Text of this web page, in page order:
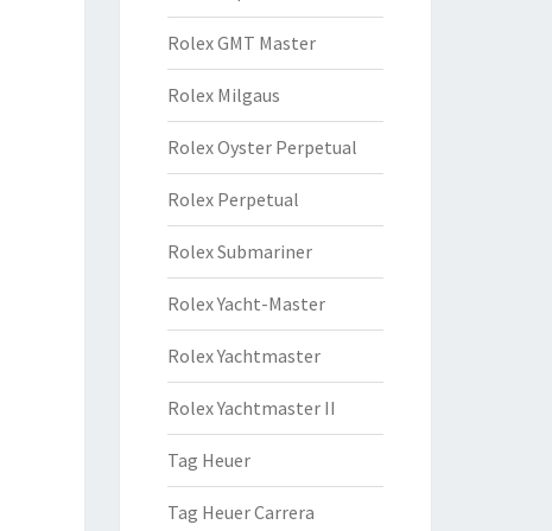
Rolex GMT Master
Rolex Milgaus
Rolex Oyster Perpetual
Rolex Perpetual
Rolex Submariner
Rolex Yacht-Master
Rolex Yachtmaster
Rolex Yachtmaster II
Tag Heuer
Tag Heuer Carrera